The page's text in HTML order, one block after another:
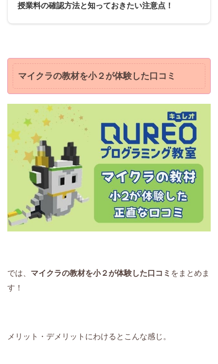
授業料の確認方法と知っておきたい注意点！
マイクラの教材を小２が体験した口コミ
では、 マイクラの教材を小２が体験した口コミ をまとめま
す！
メリット・デメリットにわけるとこんな感じ。